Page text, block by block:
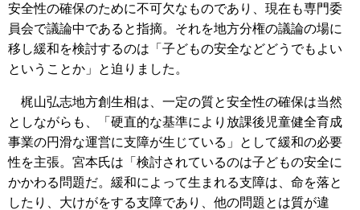
安全性の確保のために不可欠なものであり、現在も専門委
員会で議論中であると指摘。それを地方分権の議論の場に
移し緩和を検討するのは「子どもの安全などどうでもよい
ということか」と迫りました。
梶山弘志地方創生相は、一定の質と安全性の確保は当然
としながらも、「硬直的な基準により放課後児童健全育成
事業の円滑な運営に支障が生じている」として緩和の必要
性を主張。宮本氏は「検討されているのは子どもの安全に
かかわる問題だ。緩和によって生まれる支障は、命を落と
したり、大けがをする支障であり、他の問題とは質が違